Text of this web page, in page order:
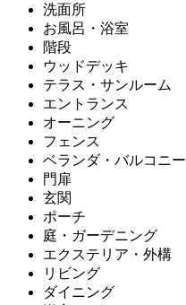
洗面所
お風呂・浴室
階段
ウッドデッキ
テラス・サンルーム
エントランス
オーニング
フェンス
ベランダ・バルコニー
門扉
玄関
ポーチ
庭・ガーデニング
エクステリア・外構
リビング
ダイニング